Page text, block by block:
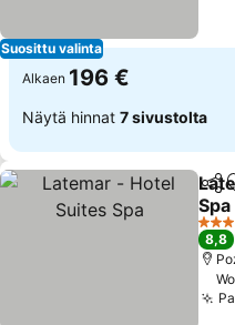
Suosittu valinta
Alkaen 196 €
Näytä hinnat 7 sivustolta
Jaa
Spa
3
8,8